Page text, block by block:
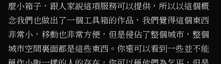
麼小箱子，跟人家說這項服務可以提供，所以以這個概
念我們也做出了一個工具箱的作品，我們覺得這個東西
非常小，移動也非常方便，但是侵佔了整個城市，整個
城市空間裏面都是這些東西。你還可以看到一些並不能